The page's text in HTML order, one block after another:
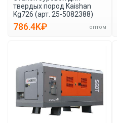
твердых пород Kaishan
Kg726 (арт. 25-5082388)
786.4K₽ оптом